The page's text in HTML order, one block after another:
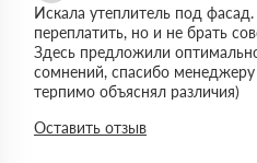
Искала утеплитель под
переплатить, но и не брать
Здесь предложили
сомнений, спасибо менеджеру
терпимо объяснял различия)
Оставить отзыв